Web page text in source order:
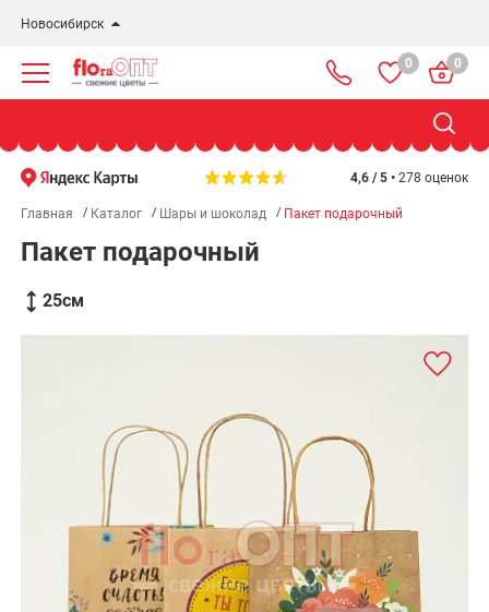
Новосибирск
Новосибирск
Бердск
0 0
4,6 / 5 • 278 оценок
Главная Каталог Шары и шоколад Пакет подарочный
Пакет подарочный
25см